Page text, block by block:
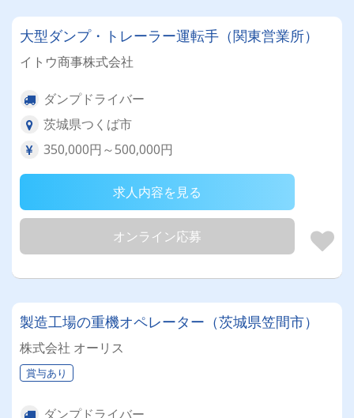
大型ダンプ・トレーラー運転手（関東営業所）
イトウ商事株式会社
ダンプドライバー
茨城県つくば市
350,000円～500,000円
求人内容を見る
オンライン応募
製造工場の重機オペレーター（茨城県笠間市）
株式会社 オーリス
賞与あり
ダンプドライバー